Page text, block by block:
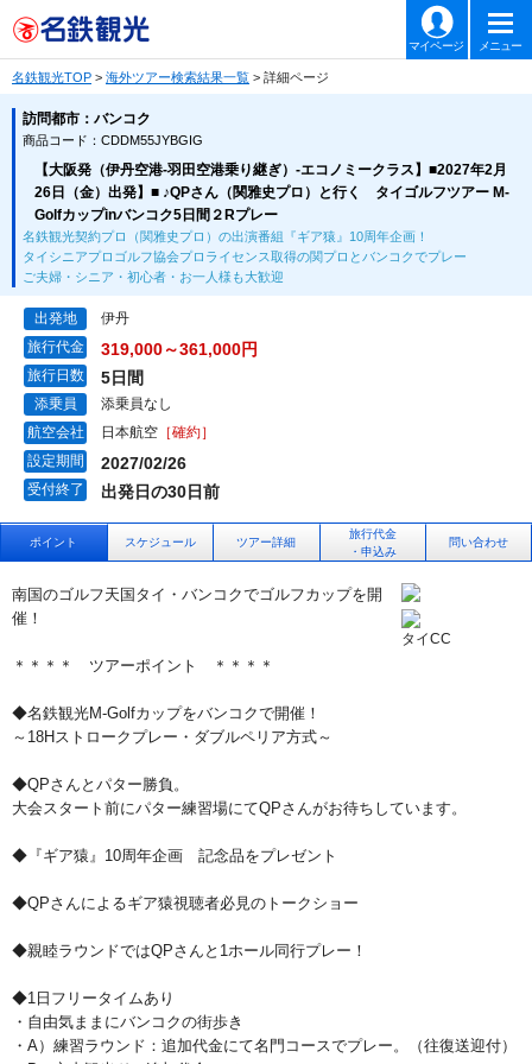
マイページ メニュー
名鉄観光TOP > 海外ツアー検索結果一覧 > 詳細ページ
訪問都市：バンコク
商品コード：CDDM55JYBGIG
【大阪発（伊丹空港-羽田空港乗り継ぎ）-エコノミークラス】■2027年2月
26日（金）出発】■ ♪QPさん（関雅史プロ）と行く タイゴルフツアー M-
Golfカップinバンコク5日間２Rプレー
名鉄観光契約プロ（関雅史プロ）の出演番組『ギア猿』10周年企画！
タイシニアプロゴルフ協会プロライセンス取得の関プロとバンコクでプレー
ご夫婦・シニア・初心者・お一人様も大歓迎
出発地
伊丹
旅行代金
319,000～361,000円
旅行日数 5日間
添乗員
添乗員なし
航空会社
日本航空 ［確約］
設定期間
2027/02/26
受付終了 出発日の30日前
ポイント スケジュール ツアー詳細
旅行代金
・申込み
問い合わせ
タイCC
南国のゴルフ天国タイ・バンコクでゴルフカップを開
催！
＊＊＊＊ ツアーポイント ＊＊＊＊
◆名鉄観光M-Golfカップをバンコクで開催！
～18Hストロークプレー・ダブルペリア方式～
◆QPさんとパター勝負。
大会スタート前にパター練習場にてQPさんがお待ちしています。
◆『ギア猿』10周年企画 記念品をプレゼント
◆QPさんによるギア猿視聴者必見のトークショー
◆親睦ラウンドではQPさんと1ホール同行プレー！
◆1日フリータイムあり
・自由気ままにバンコクの街歩き
・A）練習ラウンド：追加代金にて名門コースでプレー。（往復送迎付）